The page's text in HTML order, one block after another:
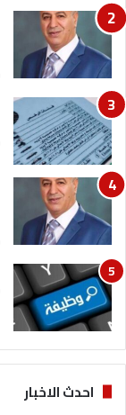
ة
و
ل
س
ي
ا
ح
ي
ة
ف
ي
و
ع
ر
و
ض
ع
س
ك
ي
ة
م
م
ي
ز
ة
احدث الاخبار